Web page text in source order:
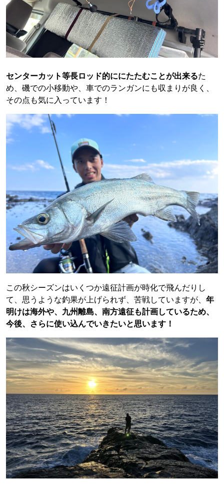
センターカット等長ロッド的ににたたむことが出来るた
め、磯での小移動や、車でのランガンにも収まりが良く、
その点も気に入っています！
この秋シーズンはいくつか遠征計画が時化で飛んだりし
て、思うような釣果が上げられず、苦戦していますが、 年
明けは海外や、九州離島、南方遠征も計画しているため、
今後、さらに使い込んでいきたいと思います！